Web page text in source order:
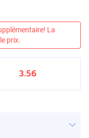
La
prix.
3.56